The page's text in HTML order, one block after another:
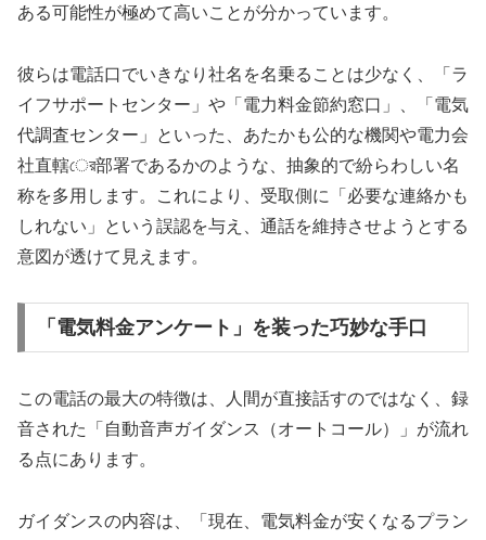
ある可能性が極めて高いことが分かっています。
彼らは電話口でいきなり社名を名乗ることは少なく、「ラ
イフサポートセンター」や「電力料金節約窓口」、「電気
代調査センター」といった、あたかも公的な機関や電力会
社直轄ের部署であるかのような、抽象的で紛らわしい名
称を多用します。これにより、受取側に「必要な連絡かも
しれない」という誤認を与え、通話を維持させようとする
意図が透けて見えます。
「電気料金アンケート」を装った巧妙な手口
この電話の最大の特徴は、人間が直接話すのではなく、録
音された「自動音声ガイダンス（オートコール）」が流れ
る点にあります。
ガイダンスの内容は、「現在、電気料金が安くなるプラン